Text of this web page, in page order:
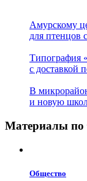
Амурскому
для птенцов
Типография
с доставкой
В
и новую
Материалы по
Общество